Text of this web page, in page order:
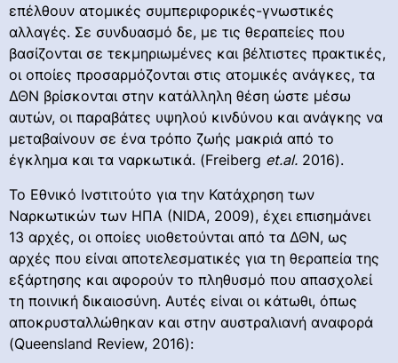
επέλθουν ατομικές συμπεριφορικές-γνωστικές
αλλαγές. Σε συνδυασμό δε, με τις θεραπείες που
βασίζονται σε τεκμηριωμένες και βέλτιστες πρακτικές,
οι οποίες προσαρμόζονται στις ατομικές ανάγκες, τα
ΔΘΝ βρίσκονται στην κατάλληλη θέση ώστε μέσω
αυτών, οι παραβάτες υψηλού κινδύνου και ανάγκης να
μεταβαίνουν σε ένα τρόπο ζωής μακριά από το
έγκλημα και τα ναρκωτικά. (Freiberg et.al. 2016).
To Εθνικό Ινστιτούτο για την Κατάχρηση των
Ναρκωτικών των ΗΠΑ (NIDA, 2009), έχει επισημάνει
13 αρχές, οι οποίες υιοθετούνται από τα ΔΘΝ, ως
αρχές που είναι αποτελεσματικές για τη θεραπεία της
εξάρτησης και αφορούν το πληθυσμό που απασχολεί
τη ποινική δικαιοσύνη. Αυτές είναι οι κάτωθι, όπως
αποκρυσταλλώθηκαν και στην αυστραλιανή αναφορά
(Queensland Review, 2016):